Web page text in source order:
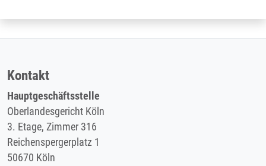
Kontakt
Hauptgeschäftsstelle
Oberlandesgericht Köln
3. Etage, Zimmer 316
Reichenspergerplatz 1
50670 Köln